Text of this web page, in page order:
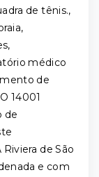
de tênis.,
médico
de
14001
de
de São
e com